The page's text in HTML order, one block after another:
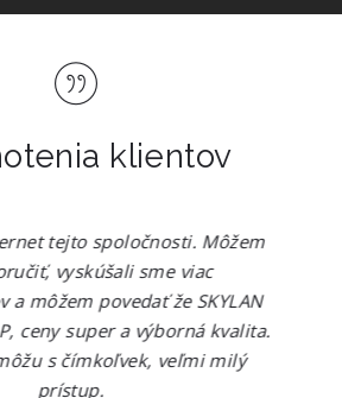
klientov
Mame internet a telku od SKYLANU,
povedať že zatiaľ sme maximálne
Majú rýchle a bezproblémové
široká ponuka, super archív.